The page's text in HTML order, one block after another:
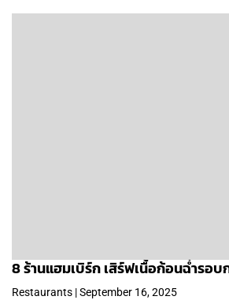
8 ร้านแฮมเบิร์ก เสิร์ฟเนื้อก้อนฉ่ำรอบ
Restaurants | September 16, 2025